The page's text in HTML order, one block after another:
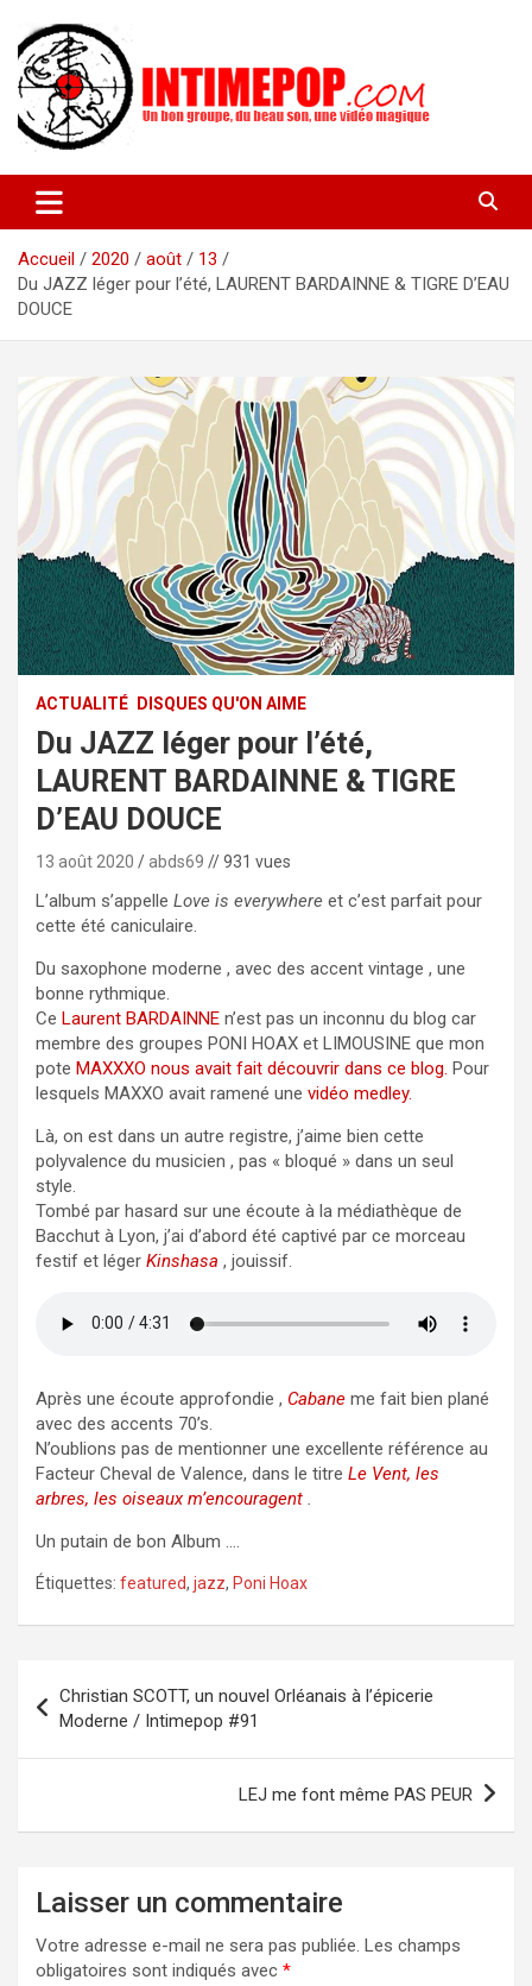
contenu
intimepop.com
actuelles pop rock, post-rock, indé sur Lyon. rock pop concert
lyon
Accueil
2020 août
13
Du JAZZ léger pour l’été, LAURENT BARDAINNE & TIGRE D’EAU
DOUCE
ACTUALITÉ DISQUES QU'ON AIME
Du JAZZ léger pour l’été,
LAURENT BARDAINNE & TIGRE
D’EAU DOUCE
13 août 2020 abds69 // 931 vues
L’album s’appelle Love is everywhere et c’est parfait pour
cette été caniculaire.
Du saxophone moderne , avec des accent vintage , une
bonne rythmique.
Ce Laurent BARDAINNE n’est pas un inconnu du blog car
membre des groupes PONI HOAX et LIMOUSINE que mon
pote MAXXXO nous avait fait découvrir dans ce blog. Pour
lesquels MAXXO avait ramené une vidéo medley.
Là, on est dans un autre registre, j’aime bien cette
polyvalence du musicien , pas « bloqué » dans un seul
style.
Tombé par hasard sur une écoute à la médiathèque de
Bacchut à Lyon, j’ai d’abord été captivé par ce morceau
festif et léger Kinshasa , jouissif.
Après une écoute approfondie , Cabane me fait bien plané
avec des accents 70’s.
N’oublions pas de mentionner une excellente référence au
Facteur Cheval de Valence, dans le titre Le Vent, les
arbres, les oiseaux m’encouragent .
Un putain de bon Album ….
Étiquettes: featured, jazz, Poni Hoax
de
l’article
Christian SCOTT, un nouvel Orléanais à l’épicerie
Moderne / Intimepop #91
LEJ me font même PAS PEUR
Laisser un commentaire
Votre adresse e-mail ne sera pas publiée. Les champs
obligatoires sont indiqués avec *